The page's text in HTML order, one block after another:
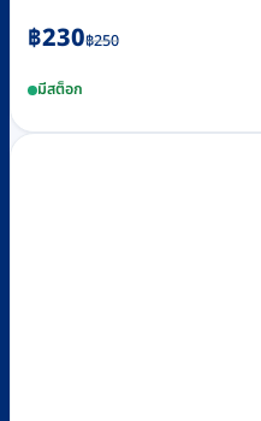
฿250
Original
was:
฿250.
฿230
Current
is:
฿230.
มีสต็อก